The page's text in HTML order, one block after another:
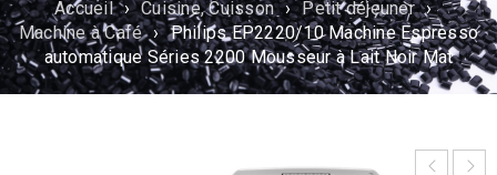
Accueil › Cuisine, Cuisson › Petit déjeuner ›
Machine à Café › Philips EP2220/10 Machine Espresso
automatique Séries 2200 Mousseur à Lait Noir Mat